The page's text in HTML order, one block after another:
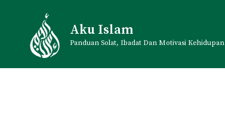
content
Aku Islam
Panduan Solat, Ibadat Dan Motivasi Kehidupan